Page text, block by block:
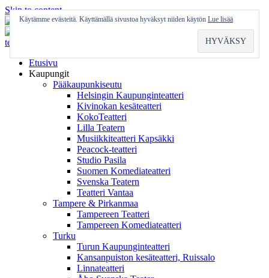
Skip to content
Etusivu
Kaupungit
Pääkaupunkiseutu
Helsingin Kaupunginteatteri
Kivinokan kesäteatteri
KokoTeatteri
Lilla Teatern
Musiikkiteatteri Kapsäkki
Peacock-teatteri
Studio Pasila
Suomen Komediateatteri
Svenska Teatern
Teatteri Vantaa
Tampere & Pirkanmaa
Tampereen Teatteri
Tampereen Komediateatteri
Turku
Turun Kaupunginteatteri
Kansanpuiston kesäteatteri, Ruissalo
Linnateatteri
Käytämme evästeitä. Käyttämällä sivustoa hyväksyt niiden käytön Lue lisää